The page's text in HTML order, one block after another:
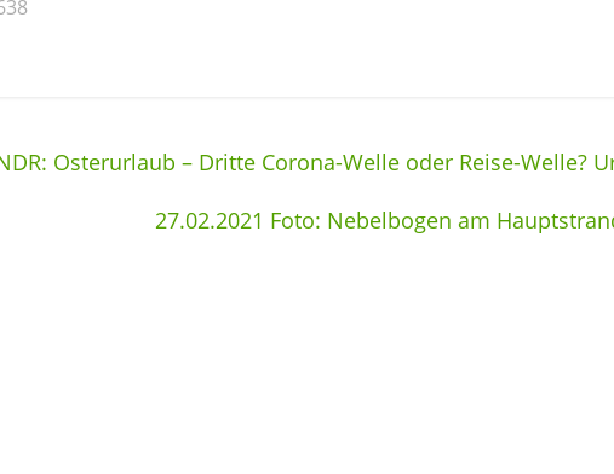
Osterurlaub – Dritte Corona-Welle oder Reise-Welle?
27.02.2021 Foto: Nebelbogen am